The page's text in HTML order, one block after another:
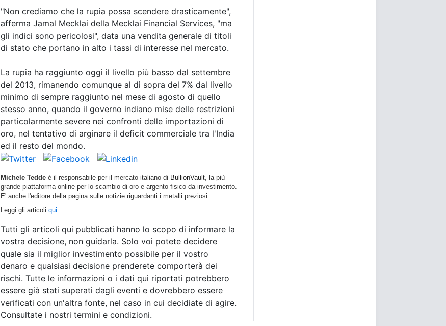
"Non crediamo che la rupia possa scendere drasticamente",
afferma Jamal Mecklai della Mecklai Financial Services, "ma
gli indici sono pericolosi", data una vendita generale di titoli
di stato che portano in alto i tassi di interesse nel mercato.
La rupia ha raggiunto oggi il livello più basso dal settembre
del 2013, rimanendo comunque al di sopra del 7% dal livello
minimo di sempre raggiunto nel mese di agosto di quello
stesso anno, quando il governo indiano mise delle restrizioni
particolarmente severe nei confronti delle importazioni di
oro, nel tentativo di arginare il deficit commerciale tra l'India
ed il resto del mondo.
Michele Tedde è il responsabile per il mercato italiano di BullionVault , la più
grande piattaforma online per lo scambio di oro e argento fisico da investimento.
E' anche l'editore della pagina sulle notizie riguardanti i metalli preziosi.
Leggi gli articoli qui.
Tutti gli articoli qui pubblicati hanno lo scopo di informare la
vostra decisione, non guidarla. Solo voi potete decidere
quale sia il miglior investimento possibile per il vostro
denaro e qualsiasi decisione prenderete comporterà dei
rischi. Tutte le informazioni o i dati qui riportati potrebbero
essere già stati superati dagli eventi e dovrebbero essere
verificati con un'altra fonte, nel caso in cui decidiate di agire.
Consultate i nostri termini e condizioni.